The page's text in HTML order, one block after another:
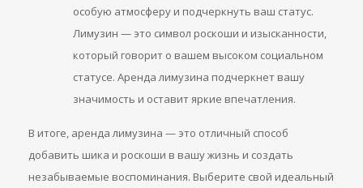
особую атмосферу и подчеркнуть ваш статус.
Лимузин — это символ роскоши и изысканности,
который говорит о вашем высоком социальном
статусе. Аренда лимузина подчеркнет вашу
значимость и оставит яркие впечатления.
В итоге, аренда лимузина — это отличный способ
добавить шика и роскоши в вашу жизнь и создать
незабываемые воспоминания. Выберите свой идеальный